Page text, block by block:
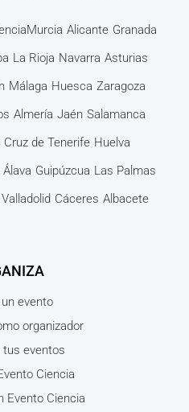
Murcia Alicante Granada
La Rioja Navarra Asturias
Málaga Huesca Zaragoza
Almería Jaén Salamanca
Cruz de Tenerife Huelva
Álava Guipúzcua Las Palmas
Valladolid Cáceres Albacete
evento
organizador
tus eventos
Ciencia
Evento Ciencia